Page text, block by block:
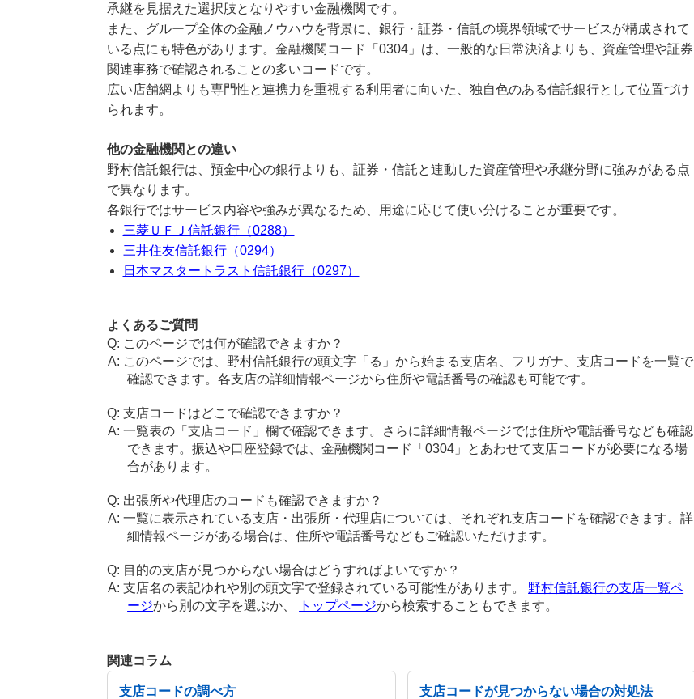
承継を見据えた選択肢となりやすい金融機関です。
また、グループ全体の金融ノウハウを背景に、銀行・証券・信託の境界領域でサービスが構成されて
いる点にも特色があります。金融機関コード「0304」は、一般的な日常決済よりも、資産管理や証券
関連事務で確認されることの多いコードです。
広い店舗網よりも専門性と連携力を重視する利用者に向いた、独自色のある信託銀行として位置づけ
られます。
他の金融機関との違い
野村信託銀行は、預金中心の銀行よりも、証券・信託と連動した資産管理や承継分野に強みがある点
で異なります。
各銀行ではサービス内容や強みが異なるため、用途に応じて使い分けることが重要です。
三菱ＵＦＪ信託銀行（0288）
三井住友信託銀行（0294）
日本マスタートラスト信託銀行（0297）
よくあるご質問
このページでは何が確認できますか？
このページでは、野村信託銀行の頭文字「る」から始まる支店名、フリガナ、支店コードを一覧で
確認できます。各支店の詳細情報ページから住所や電話番号の確認も可能です。
支店コードはどこで確認できますか？
一覧表の「支店コード」欄で確認できます。さらに詳細情報ページでは住所や電話番号なども確認
できます。振込や口座登録では、金融機関コード「0304」とあわせて支店コードが必要になる場
合があります。
出張所や代理店のコードも確認できますか？
一覧に表示されている支店・出張所・代理店については、それぞれ支店コードを確認できます。詳
細情報ページがある場合は、住所や電話番号などもご確認いただけます。
目的の支店が見つからない場合はどうすればよいですか？
支店名の表記ゆれや別の頭文字で登録されている可能性があります。 野村信託銀行の支店一覧ペ
ージから別の文字を選ぶか、 トップページから検索することもできます。
関連コラム
支店コードの調べ方 支店コードが見つからない場合の対処法